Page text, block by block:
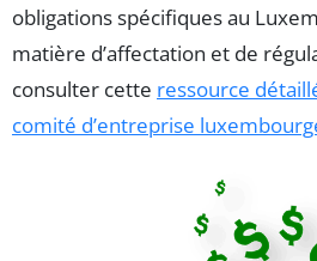
obligations spécifiques au
matière d’affectation et de
consulter cette ressource
comité d’entreprise